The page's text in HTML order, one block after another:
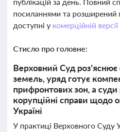
посиланнями та розширений
доступні у комерційній
Стисло про головне:
Верховний Суд роз'яснює
земель, уряд готує
прифронтових зон, а
корупційні справи щодо
Україні
У практиці Верховного Суду